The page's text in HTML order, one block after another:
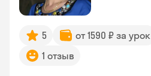
5 от 1590 ₽ за урок
1 отзыв